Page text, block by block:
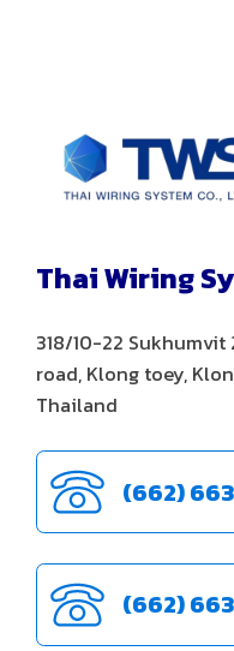
Thai Wiring
318/10-22
road, Klong toey,
Thailand
(662)
(662)